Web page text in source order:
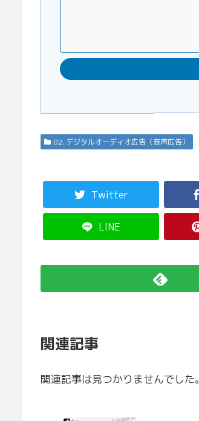
02. デジタルオーディオ広告（音声広告）
Twitter
LINE
関連記事
関連記事は見つかりませんでした。